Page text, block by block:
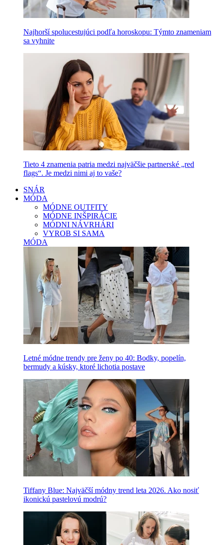
Najhorší spolucestujúci podľa horoskopu: Týmto znameniam
sa vyhnite
Tieto 4 znamenia patria medzi najväčšie partnerské „red
flags“. Je medzi nimi aj to vaše?
SNÁR
MÓDA
MÓDNE OUTFITY
MÓDNE INŠPIRÁCIE
MÓDNI NÁVRHÁRI
VYROB SI SAMA
MÓDA
Letné módne trendy pre ženy po 40: Bodky, popelín,
bermudy a kúsky, ktoré lichotia postave
Tiffany Blue: Najväčší módny trend leta 2026. Ako nosiť
ikonickú pastelovú modrú?